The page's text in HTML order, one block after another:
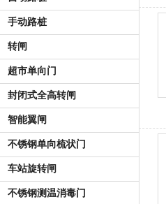
手动路桩
转闸
超市单向门
封闭式全高转闸
智能翼闸
不锈钢单向梳状门
车站旋转闸
不锈钢测温消毒门